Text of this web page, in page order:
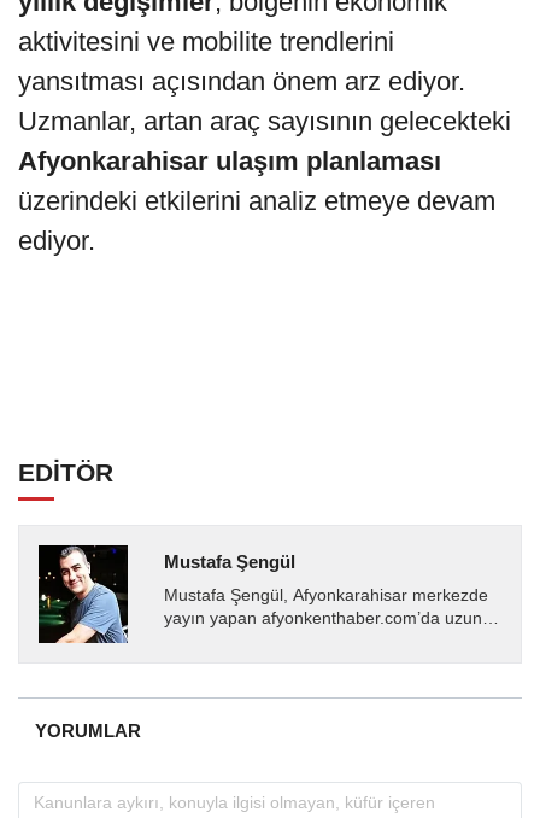
aktivitesini ve mobilite trendlerini
yansıtması açısından önem arz ediyor.
Uzmanlar, artan araç sayısının gelecekteki
Afyonkarahisar ulaşım planlaması
üzerindeki etkilerini analiz etmeye devam
ediyor.
EDİTÖR
Mustafa Şengül
Mustafa Şengül, Afyonkarahisar merkezde
yayın yapan afyonkenthaber.com’da uzun
almakta, haber akışı...
YORUMLAR